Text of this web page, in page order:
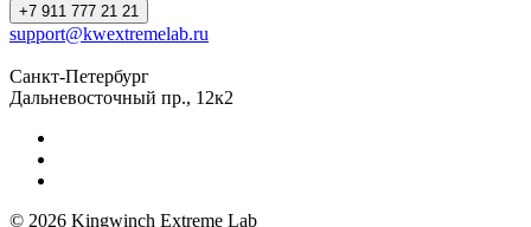
+7 911 777 21 21
support@kwextremelab.ru
Санкт-Петербург
Дальневосточный пр., 12к2
© 2026 Kingwinch Extreme Lab